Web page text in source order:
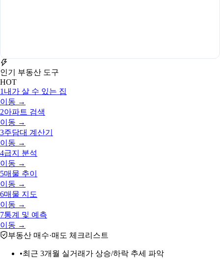
인기 부동산 도구
HOT
1 내가 살 수 있는 집
이동 →
2아파트 검색
이동 →
3주담대 계산기
이동 →
4급지 분석
이동 →
5매물 추이
이동 →
6매물 지도
이동 →
7통계 및 예측
이동 →
부동산 매수·매도 체크리스트
•최근 3개월 실거래가 상승/하락 추세 파악